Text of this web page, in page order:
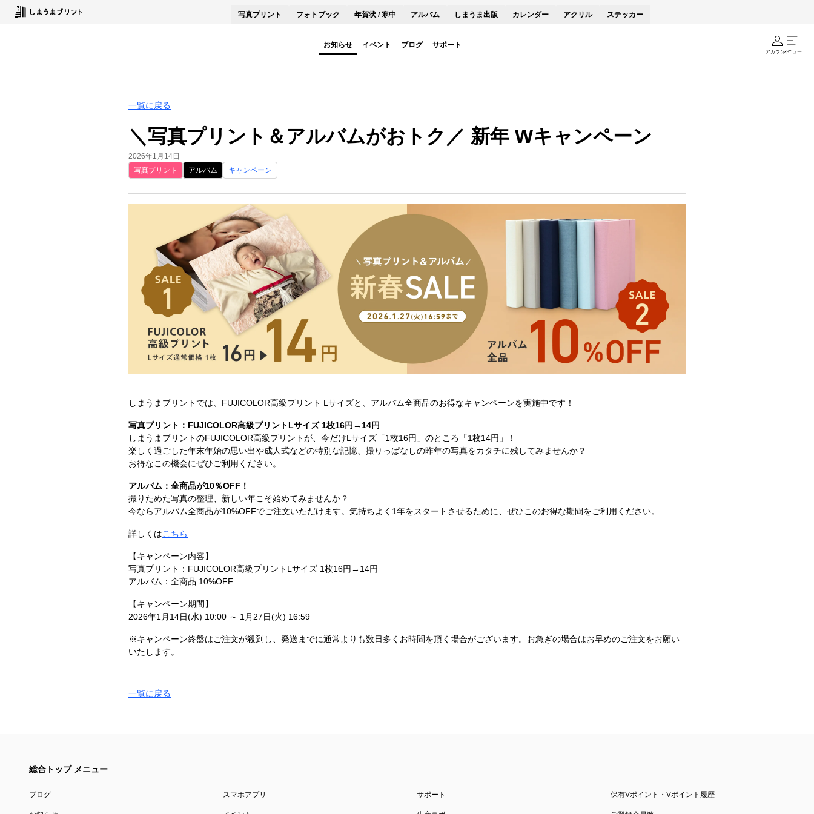
写真プリント フォトブック 年賀状 / 寒中 アルバム しまうま出版 カレンダー アクリル ステッカー
お知らせ イベント ブログ サポート
アカウントメニュー
一覧に戻る
＼写真プリント＆アルバムがおトク／ 新年 Wキャンペーン
2026年1月14日
写真プリント
アルバム キャンペーン
しまうまプリントでは、FUJICOLOR高級プリント Lサイズと、アルバム全商品のお得なキャンペーンを実施中です！
写真プリント：FUJICOLOR高級プリントLサイズ 1枚16円→14円
しまうまプリントのFUJICOLOR高級プリントが、今だけLサイズ「1枚16円」のところ「1枚14円」！
楽しく過ごした年末年始の思い出や成人式などの特別な記憶、撮りっぱなしの昨年の写真をカタチに残してみませんか？
お得なこの機会にぜひご利用ください。
アルバム：全商品が10％OFF！
撮りためた写真の整理、新しい年こそ始めてみませんか？
今ならアルバム全商品が10%OFFでご注文いただけます。気持ちよく1年をスタートさせるために、ぜひこのお得な期間をご利用ください。
詳しくはこちら
【キャンペーン内容】
写真プリント：FUJICOLOR高級プリントLサイズ 1枚16円→14円
アルバム：全商品 10%OFF
【キャンペーン期間】
2026年1月14日(水) 10:00 ～ 1月27日(火) 16:59
※キャンペーン終盤はご注文が殺到し、発送までに通常よりも数日多くお時間を頂く場合がございます。お急ぎの場合はお早めのご注文をお願い
いたします。
一覧に戻る
総合トップ メニュー
ブログ スマホアプリ サポート 保有Vポイント・Vポイント履歴